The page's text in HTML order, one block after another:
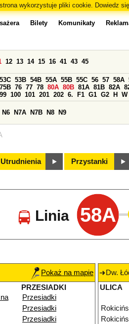
wykorzystuje pliki cookie. Dowiedz
Bilety Komunikaty
12 13 14 15 16 41 43 45
53C 53B 54B 55A 55B 55C 56 57 58A
75B 76 77 78 80A 80B 81A 81B 82A
99 100 101 201 202 6. F1 G1 G2 H W
N6 N7A N7B N8 N9
Utrudnienia Przystanki
Linia 58A
Pokaż na mapie
PRZESIADKI
Przesiadki
Przesiadki
Przesiadki
Dw.
ULICA